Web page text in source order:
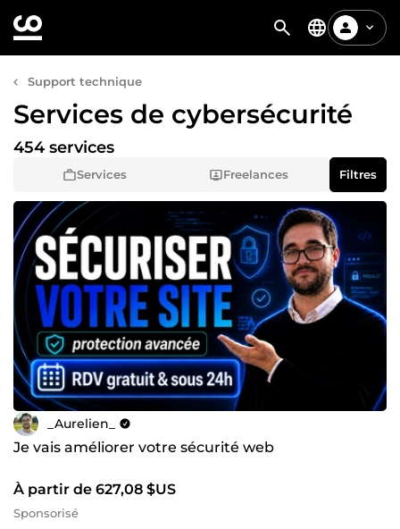
Support technique
Services de cybersécurité
Services Freelances
454 services
Filtres
_Aurelien_
Je vais améliorer votre sécurité web
À partir de 627,08 $US
Sponsorisé